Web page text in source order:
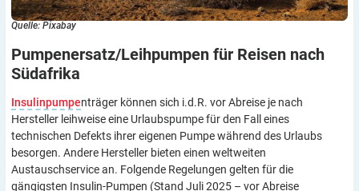
Quelle: Pixabay
Pumpenersatz/Leihpumpen für Reisen nach
Südafrika
Insulinpumpenträger können sich i.d.R. vor Abreise je nach
Hersteller leihweise eine Urlaubspumpe für den Fall eines
technischen Defekts ihrer eigenen Pumpe während des Urlaubs
besorgen. Andere Hersteller bieten einen weltweiten
Austauschservice an. Folgende Regelungen gelten für die
gängigsten Insulin-Pumpen (Stand Juli 2025 – vor Abreise